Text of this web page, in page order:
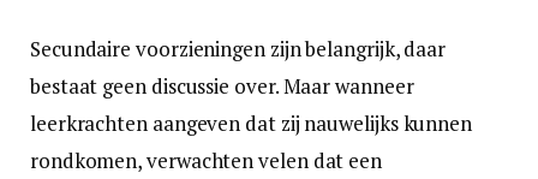
Secundaire voorzieningen zijn belangrijk, daar
bestaat geen discussie over. Maar wanneer
leerkrachten aangeven dat zij nauwelijks kunnen
rondkomen, verwachten velen dat een